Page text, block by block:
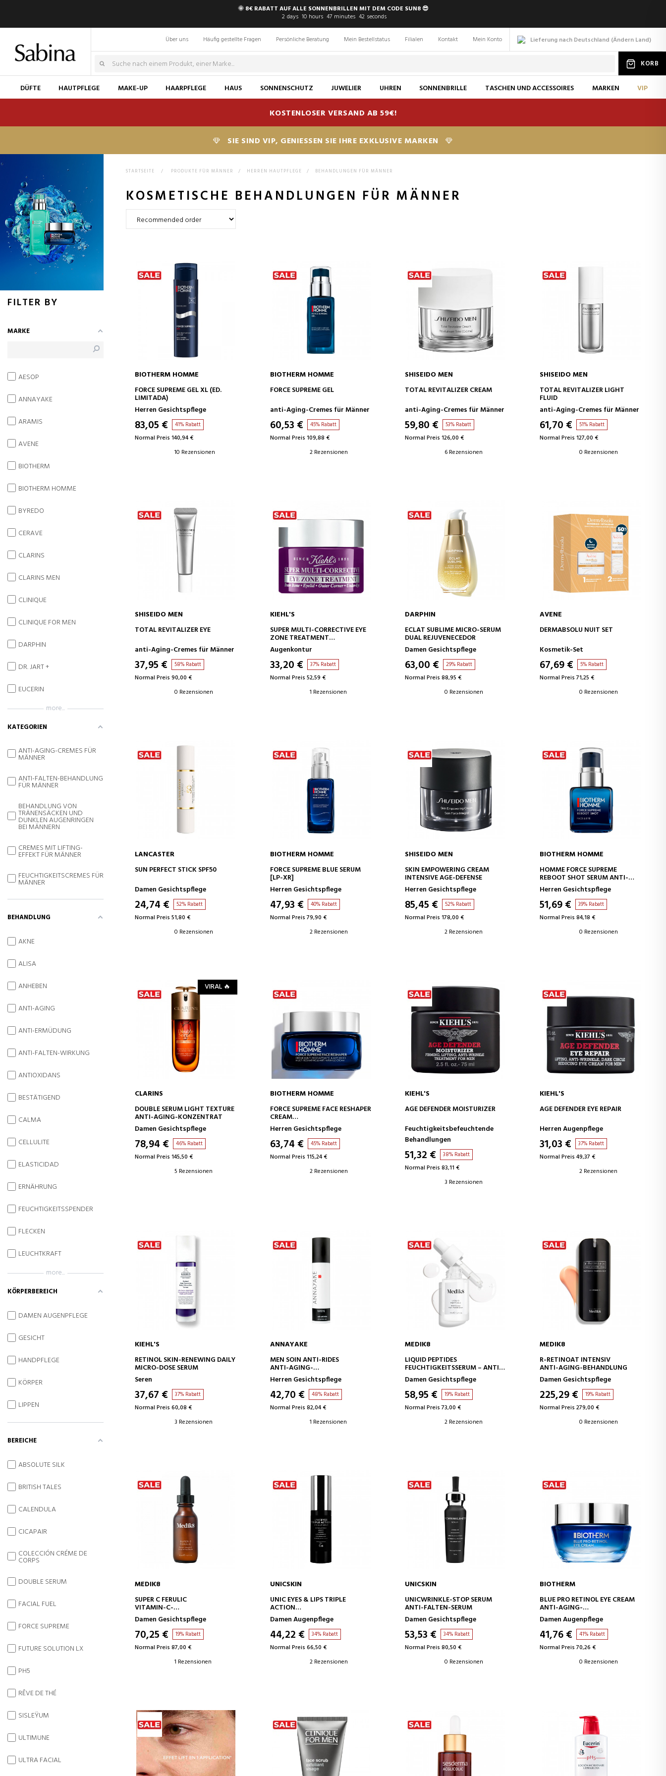
🌞 8€ RABATT AUF ALLE SONNENBRILLEN MIT DEM CODE SUN8 😎
2 days 10 hours 47 minutes 41 seconds
Lieferung nach Deutschland (Ändern Land)
Über uns Häufig gestellte Fragen Persönliche Beratung Mein Bestellstatus Filialen Kontakt Mein Konto
KORB
DÜFTE HAUTPFLEGE MAKE-UP HAARPFLEGE HAUS SONNENSCHUTZ JUWELIER UHREN SONNENBRILLE TASCHEN UND ACCESSOIRES MARKEN VIP
KOSTENLOSER VERSAND AB 59€!
SIE SIND VIP, GENIESSEN SIE IHRE EXKLUSIVE MARKEN
STARTSEITE > PRODUKTE FÜR MÄNNER > HERREN HAUTPFLEGE > BEHANDLUNGEN FÜR MÄNNER
KOSMETISCHE BEHANDLUNGEN FÜR MÄNNER
IN DEN WARENKORB
BIOTHERM HOMME
FORCE SUPREME GEL XL (ED.
LIMITADA)
Herren Gesichtspflege
83,05 € 41% Rabatt
Normal Preis 140,94 €
10 Rezensionen
IN DEN WARENKORB
BIOTHERM HOMME
FORCE SUPREME GEL
anti-Aging-Cremes für Männer
60,53 € 45% Rabatt
Normal Preis 109,88 €
2 Rezensionen
IN DEN WARENKORB
SHISEIDO MEN
TOTAL REVITALIZER CREAM
anti-Aging-Cremes für Männer
59,80 € 53% Rabatt
Normal Preis 126,00 €
6 Rezensionen
IN DEN WARENKORB
SHISEIDO MEN
TOTAL REVITALIZER LIGHT
FLUID
anti-Aging-Cremes für Männer
61,70 € 51% Rabatt
Normal Preis 127,00 €
0 Rezensionen
IN DEN WARENKORB
SHISEIDO MEN
TOTAL REVITALIZER EYE
anti-Aging-Cremes für Männer
37,95 € 58% Rabatt
Normal Preis 90,00 €
0 Rezensionen
IN DEN WARENKORB
KIEHL'S
SUPER MULTI-CORRECTIVE EYE
ZONE TREATMENT
KORREKTURBEHANDLUNG DER
AUGENKONTUR
Augenkontur
33,20 € 37% Rabatt
Normal Preis 52,59 €
1 Rezensionen
IN DEN WARENKORB
DARPHIN
ECLAT SUBLIME MICRO-SERUM
DUAL REJUVENECEDOR
Damen Gesichtspflege
63,00 € 29% Rabatt
Normal Preis 88,95 €
0 Rezensionen
IN DEN WARENKORB
AVENE
DERMABSOLU NUIT SET
Kosmetik-Set
67,69 € 5% Rabatt
Normal Preis 71,25 €
0 Rezensionen
IN DEN WARENKORB
LANCASTER
SUN PERFECT STICK SPF50
Damen Gesichtspflege
24,74 € 52% Rabatt
Normal Preis 51,80 €
0 Rezensionen
IN DEN WARENKORB
BIOTHERM HOMME
FORCE SUPREME BLUE SERUM
[LP-XR]
Herren Gesichtspflege
47,93 € 40% Rabatt
Normal Preis 79,90 €
2 Rezensionen
IN DEN WARENKORB
SHISEIDO MEN
SKIN EMPOWERING CREAM
INTENSIVE AGE-DEFENSE
Herren Gesichtspflege
85,45 € 52% Rabatt
Normal Preis 178,00 €
2 Rezensionen
IN DEN WARENKORB
BIOTHERM HOMME
HOMME FORCE SUPREME
REBOOT SHOT SERUM ANTI-
AGING-SERUM
Herren Gesichtspflege
51,69 € 39% Rabatt
Normal Preis 84,18 €
0 Rezensionen
VIRAL 🔥
IN DEN WARENKORB
CLARINS
DOUBLE SERUM LIGHT TEXTURE
ANTI-AGING-KONZENTRAT
Damen Gesichtspflege
78,94 € 46% Rabatt
Normal Preis 145,50 €
5 Rezensionen
IN DEN WARENKORB
BIOTHERM HOMME
FORCE SUPREME FACE RESHAPER
CREAM
ANTI-FALTEN-CREME
Herren Gesichtspflege
63,74 € 45% Rabatt
Normal Preis 115,24 €
2 Rezensionen
IN DEN WARENKORB
KIEHL'S
AGE DEFENDER MOISTURIZER
Feuchtigkeitsbefeuchtende
Behandlungen
51,32 € 38% Rabatt
Normal Preis 83,11 €
3 Rezensionen
IN DEN WARENKORB
KIEHL'S
AGE DEFENDER EYE REPAIR
Herren Augenpflege
31,03 € 37% Rabatt
Normal Preis 49,37 €
2 Rezensionen
IN DEN WARENKORB
KIEHL'S
RETINOL SKIN-RENEWING DAILY
MICRO-DOSE SERUM
Seren
37,67 € 37% Rabatt
Normal Preis 60,08 €
3 Rezensionen
IN DEN WARENKORB
ANNAYAKE
MEN SOIN ANTI-RIDES
ANTI-AGING-
GESICHTSBEHANDLUNG
Herren Gesichtspflege
42,70 € 48% Rabatt
Normal Preis 82,04 €
1 Rezensionen
IN DEN WARENKORB
MEDIK8
LIQUID PEPTIDES
FEUCHTIGKEITSSERUM – ANTI-
FALTEN
Damen Gesichtspflege
58,95 € 19% Rabatt
Normal Preis 73,00 €
2 Rezensionen
IN DEN WARENKORB
MEDIK8
R-RETINOAT INTENSIV
ANTI-AGING-BEHANDLUNG
Damen Gesichtspflege
225,29 € 19% Rabatt
Normal Preis 279,00 €
0 Rezensionen
IN DEN WARENKORB
MEDIK8
SUPER C FERULIC
VITAMIN-C-
AUFHELLUNGSSERUM
Damen Gesichtspflege
70,25 € 19% Rabatt
Normal Preis 87,00 €
1 Rezensionen
IN DEN WARENKORB
UNICSKIN
UNIC EYES & LIPS TRIPLE
ACTION
AUGEN- UND
LIPPENKONTURBEHANDLUNG
Damen Augenpflege
44,22 € 34% Rabatt
Normal Preis 66,50 €
2 Rezensionen
IN DEN WARENKORB
UNICSKIN
UNICWRINKLE-STOP SERUM
ANTI-FALTEN-SERUM
Damen Gesichtspflege
53,53 € 34% Rabatt
Normal Preis 80,50 €
0 Rezensionen
IN DEN WARENKORB
BIOTHERM
BLUE PRO RETINOL EYE CREAM
ANTI-AGING-
AUGENKONTURCREME
Damen Augenpflege
41,76 € 41% Rabatt
Normal Preis 70,26 €
0 Rezensionen
FILTER BY
MARKE
AESOP
ANNAYAKE
ARAMIS
AVENE
BIOTHERM
BIOTHERM HOMME
BYREDO
CERAVE
CLARINS
CLARINS MEN
CLINIQUE
CLINIQUE FOR MEN
DARPHIN
DR. JART +
EUCERIN
more...
KATEGORIEN
ANTI-AGING-CREMES FÜR
MÄNNER
ANTI-FALTEN-BEHANDLUNG
FÜR MÄNNER
BEHANDLUNG VON
TRÄNENSÄCKEN UND
DUNKLEN AUGENRINGEN
BEI MÄNNERN
CREMES MIT LIFTING-
EFFEKT FÜR MÄNNER
FEUCHTIGKEITSCREMES FÜR
MÄNNER
BEHANDLUNG
AKNE
ALISA
ANHEBEN
ANTI-AGING
ANTI-ERMÜDUNG
ANTI-FALTEN-WIRKUNG
ANTIOXIDANS
BESTÄTIGEND
CALMA
CELLULITE
ELASTICIDAD
ERNÄHRUNG
FEUCHTIGKEITSSPENDER
FLECKEN
LEUCHTKRAFT
more...
KÖRPERBEREICH
DAMEN AUGENPFLEGE
GESICHT
HANDPFLEGE
KÖRPER
LIPPEN
BEREICHE
ABSOLUTE SILK
BRITISH TALES
CALENDULA
CICAPAIR
COLECCIÓN CRÉME DE
CORPS
DOUBLE SERUM
FACIAL FUEL
FORCE SUPREME
FUTURE SOLUTION LX
PH5
RÊVE DE THÉ
SISLEŸUM
ULTIMUNE
ULTRA FACIAL